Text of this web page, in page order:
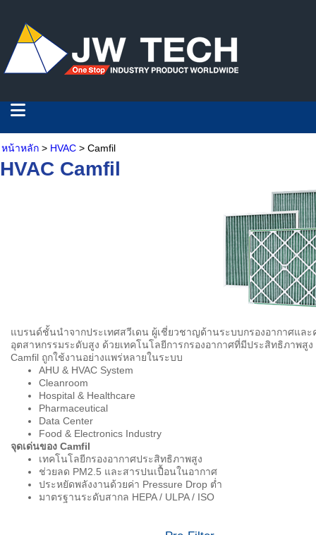
หน้าหลัก > HVAC > Camfil
HVAC Camfil
แบรนด์ชั้นนำจากประเทศสวีเดน ผู้เชี่ยวชาญด้านระบบกรองอากาศแล
อุตสาหกรรมระดับสูง ด้วยเทคโนโลยีการกรองอากาศที่มีประสิทธิภาพสู
Camfil ถูกใช้งานอย่างแพร่หลายในระบบ
AHU & HVAC System
Cleanroom
Hospital & Healthcare
Pharmaceutical
Data Center
Food & Electronics Industry
จุดเด่นของ Camfil
เทคโนโลยีกรองอากาศประสิทธิภาพสูง
ช่วยลด PM2.5 และสารปนเปื้อนในอากาศ
ประหยัดพลังงานด้วยค่า Pressure Drop ต่ำ
มาตรฐานระดับสากล HEPA / ULPA / ISO